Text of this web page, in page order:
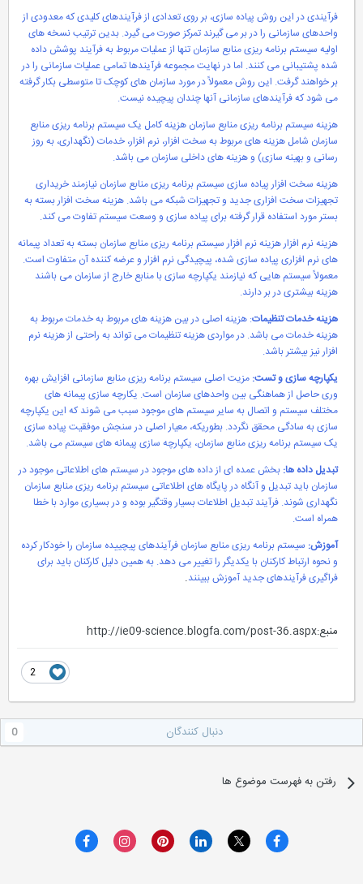
فرآیندی در این روش پیاده سازی، بر روی تعدادی از فرآیندهای کلیدی که معدودی از
واحدهای سازمانی را در بر می گیرند تمرکز صورت می گیرد. بدین ترتیب نسخه های
اولیه سیستم برنامه ریزی منابع سازمان تنها از عملیات مربوط به فرآیند پوشش داده
شده پشتیبانی می کنند. اما در نهایت مجموعه فرآیندها تمامی عملیات سازمانی را در
بر خواهند گرفت. این روش معمولاً در مورد سازمان های کوچک تا متوسطی بکار گرفته
می شود که فرآیندهای سازمانی آنها چندان پیچیده نیست.
هزینه سیستم برنامه ریزی منابع سازمان هزینه کامل یک سیستم برنامه ریزی منابع
سازمان شامل هزینه های مربوط به سخت افزار، نرم افزار، خدمات (نگهداری، به روز
رسانی و بهینه سازی) و هزینه های داخلی سازمان می باشد.
هزینه سخت افزار پیاده سازی سیستم برنامه ریزی منابع سازمان نیازمند خریداری
تجهیزات سخت افزاری جدید و تجهیزات شبکه می باشد. هزینه سخت افزار بسته به
بستر مورد استفاده قرار گرفته برای پیاده سازی و وسعت سیستم تفاوت می کند.
هزینه نرم افزار هزینه نرم افزار سیستم برنامه ریزی منابع سازمان بسته به تعداد پیمانه
های نرم افزاری پیاده سازی شده، پیچیدگی نرم افزار و عرضه کننده آن متفاوت است.
معمولاً سیستم هایی که نیازمند یکپارچه سازی با منابع خارج از سازمان می باشند
هزینه بیشتری در بر دارند.
هزینه خدمات تنظیمات: هزینه اصلی در بین هزینه های مربوط به خدمات مربوط به
هزینه خدمات می باشد. در مواردی هزینه تنظیمات می تواند به راحتی از هزینه نرم
افزار نیز بیشتر باشد.
یکپارچه سازی و تست:مزیت اصلی سیستم برنامه ریزی منابع سازمانی افزایش بهره
وری حاصل از هماهنگی بین واحدهای سازمان است. یکارچه سازی پیمانه های
مختلف سیستم و اتصال به سایر سیستم های موجود سبب می شوند که این یکپارچه
سازی به سادگی محقق نگردد. بطوریکه، معیار اصلی در سنجش موفقیت پیاده سازی
یک سیستم برنامه ریزی منابع سازمان، یکپارچه سازی پیمانه های سیستم می باشد.
تبدیل داده ها: بخش عمده ای از داده های موجود در سیستم های اطلاعاتی موجود در
سازمان باید تبدیل و آنگاه در پایگاه های اطلاعاتی سیستم برنامه ریزی منابع سازمان
نگهداری شوند. فرآیند تبدیل اطلاعات بسیار وقتگیر بوده و در بسیاری موارد با خطا
همراه است.
آموزش:سیستم برنامه ریزی منابع سازمان فرآیندهای پیچییده سازمان را خودکار کرده
و نحوه ارتباط کارکنان با یکدیگر را تغییر می دهد. به همین دلیل کارکنان باید برای
فراگیری فرآیندهای جدید آموزش ببینند.
منبع:http://ie09-science.blogfa.com/post-36.aspx
دنبال کنندگان
رفتن به فهرست موضوع ها